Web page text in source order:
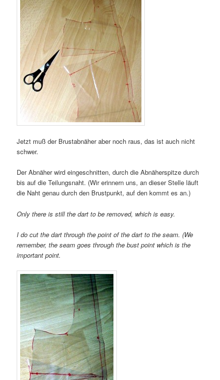
Jetzt muß der Brustabnäher aber noch raus, das ist auch nicht
schwer.
Der Abnäher wird eingeschnitten, durch die Abnäherspitze durch
bis auf die Teilungsnaht. (Wir erinnern uns, an dieser Stelle läuft
die Naht genau durch den Brustpunkt, auf den kommt es an.)
Only there is still the dart to be removed, which is easy.
I do cut the dart through the point of the dart to the seam. (We
remember, the seam goes through the bust point which is the
important point.